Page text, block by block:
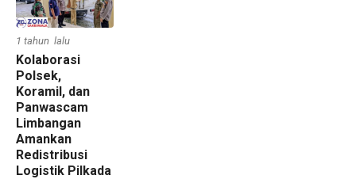
1 tahun lalu
Kolaborasi
Polsek,
Koramil, dan
Panwascam
Limbangan
Amankan
Redistribusi
Logistik Pilkada